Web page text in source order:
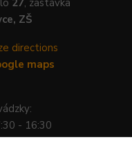
27, zastávka
ZŠ
- 16:30